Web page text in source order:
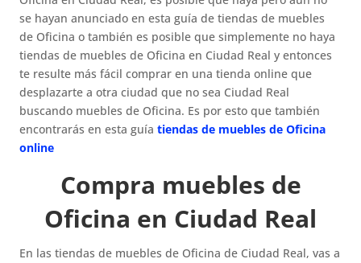
se hayan anunciado en esta guía de tiendas de muebles
de Oficina o también es posible que simplemente no haya
tiendas de muebles de Oficina en Ciudad Real y entonces
te resulte más fácil comprar en una tienda online que
desplazarte a otra ciudad que no sea Ciudad Real
buscando muebles de Oficina. Es por esto que también
encontrarás en esta guíatiendas de muebles de Oficina
online
Compra muebles de
Oficina en Ciudad Real
En las tiendas de muebles de Oficina de Ciudad Real, vas a